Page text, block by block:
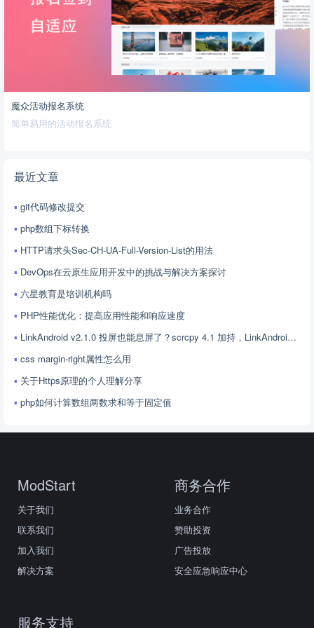
魔众活动报名系统
简单易用的活动报名系统
最近文章
git代码修改提交
php数组下标转换
HTTP请求头Sec-CH-UA-Full-Version-List的用法
DevOps在云原生应用开发中的挑战与解决方案探讨
六星教育是培训机构吗
PHP性能优化：提高应用性能和响应速度
LinkAndroid v2.1.0 投屏也能息屏了？scrcpy 4.1 加持，LinkAndroid 让屏幕控制更随心
css margin-right属性怎么用
关于Https原理的个人理解分享
php如何计算数组两数求和等于固定值
ModStart
关于我们
联系我们
加入我们
解决方案
商务合作
业务合作
赞助投资
广告投放
安全应急响应中心
服务支持